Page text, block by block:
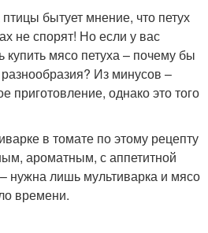
бытует мнение, что петух
не спорят! Но если у вас
купить мясо петуха – почему бы
Из минусов –
приготовление, однако это того
в томате по этому рецепту
ароматным, с аппетитной
нужна лишь мультиварка и мясо
времени.